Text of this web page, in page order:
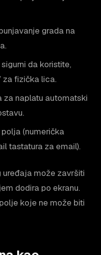
grada na
da koristite,
za fizička lica.
za naplatu automatski
(numerička
tastatura za email).
može završiti
dodira po ekranu.
koje ne može biti